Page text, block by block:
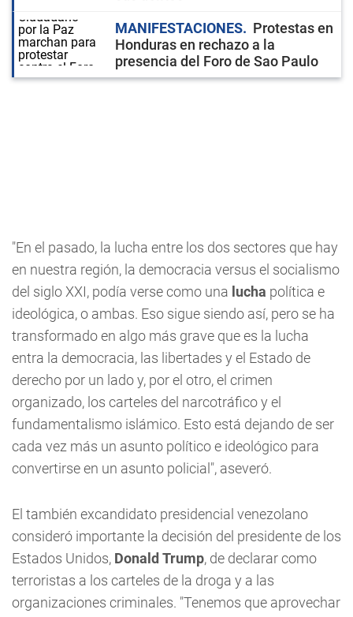
MANIFESTACIONES
Protestas en
Honduras en rechazo a la
presencia del Foro de Sao Paulo
"En el pasado, la lucha entre los dos sectores que hay
en nuestra región, la democracia versus el socialismo
del siglo XXI, podía verse como una lucha política e
ideológica, o ambas. Eso sigue siendo así, pero se ha
transformado en algo más grave que es la lucha
entra la democracia, las libertades y el Estado de
derecho por un lado y, por el otro, el crimen
organizado, los carteles del narcotráfico y el
fundamentalismo islámico. Esto está dejando de ser
cada vez más un asunto político e ideológico para
convertirse en un asunto policial", aseveró.
El también excandidato presidencial venezolano
consideró importante la decisión del presidente de los
Estados Unidos, Donald Trump, de declarar como
terroristas a los carteles de la droga y a las
organizaciones criminales. "Tenemos que aprovechar